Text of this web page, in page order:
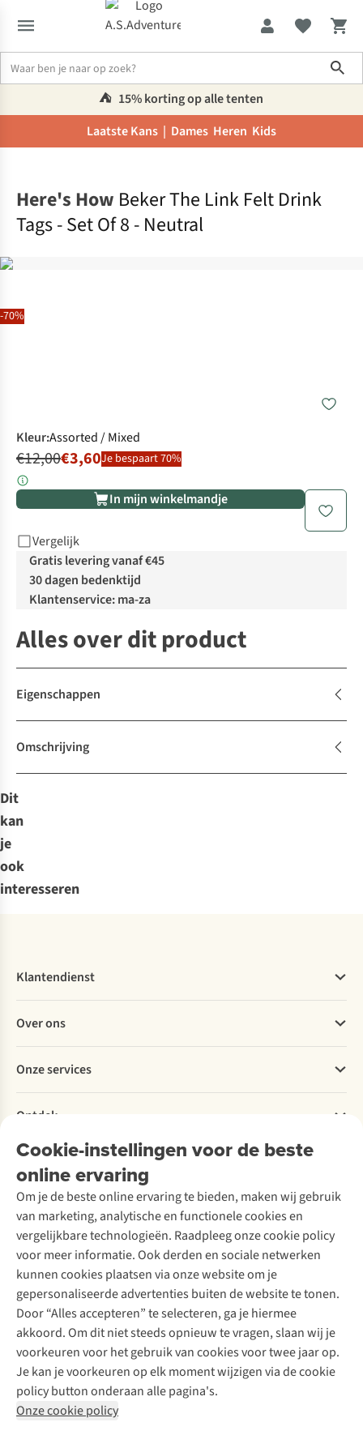
⛺️ 15% korting op alle tenten
Laatste Kans | Dames Heren Kids
-70%
Here's How Beker The Link Felt Drink
Tags - Set Of 8 - Neutral
Kleur:Assorted / Mixed
€12,00€3,60Je bespaart 70%
In mijn winkelmandje
Vergelijk
Gratis levering vanaf €45
30 dagen bedenktijd
Klantenservice: ma-za
Alles over dit product
Eigenschappen
Omschrijving
Dit
kan
je
ook
interesseren
Cookie-instellingen voor de beste
online ervaring
Om je de beste online ervaring te bieden, maken wij gebruik
van marketing, analytische en functionele cookies en
vergelijkbare technologieën. Raadpleeg onze cookie policy
voor meer informatie. Ook derden en sociale netwerken
kunnen cookies plaatsen via onze website om je
gepersonaliseerde advertenties buiten de website te tonen.
Door “Alles accepteren” te selecteren, ga je hiermee
akkoord. Om dit niet steeds opnieuw te vragen, slaan wij je
voorkeuren voor het gebruik van cookies voor twee jaar op.
Je kan je voorkeuren op elk moment wijzigen via de cookie
policy button onderaan alle pagina's.
Onze cookie policy
Klantendienst
Bestellen
Betalen
Levering
Retourneren
Bestelling herroepen
Garantie
Contact
Over ons
Explore More
Verantwoord ondernemen
Over Ayacucho
Onze winkels
Over A.S.Adventure
Toegankelijkheidsverklaring
Onze services
Ski-onderhoud
Wasservice
Schoenonderhoud
Schoenherstelling
Kledingherstelling
Retouches
Voor bedrijven
Ontdek
A.S.Magazine
Podcast
Explore Academy
Explore Camp
Gear Check
Inspiratie & advies
Meld je aan voor de nieuwsbrief
Follow us
Disclaimer Privacy Policy
Algemene voorwaarden
Cookie Policy